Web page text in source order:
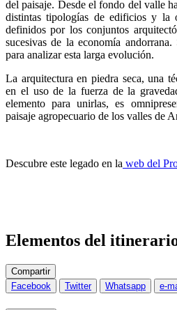
del paisaje. Desde el fondo del valle
distintas tipologías de edificios y la
definidos por los conjuntos
sucesivas de la economía
para analizar esta larga evolución.
La arquitectura en piedra seca, una
en el uso de la fuerza de la
elemento para unirlas, es
paisaje agropecuario de los valles de
Descubre este legado en la web del
Elementos del
Compartir
Facebook
Twitter Whatsapp e-